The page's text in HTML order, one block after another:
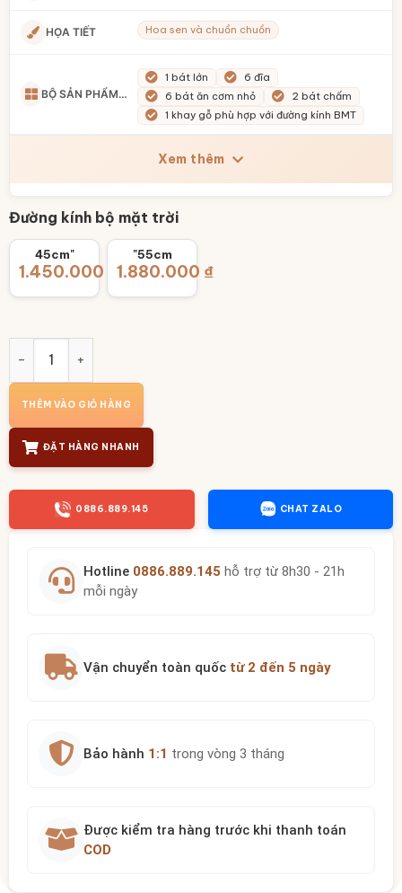
HỌA TIẾT Hoa sen và chuồn chuồn
BỘ SẢN PHẨM GỒM
1 bát lớn
6 đĩa
6 bát ăn cơm nhỏ
2 bát chấm
1 khay gỗ phù hợp với đường kính BMT
Xem thêm
Đường kính bộ mặt trời
45cm"
1.450.000 ₫
"55cm
1.880.000 ₫
THÊM VÀO GIỎ HÀNG
ĐẶT HÀNG NHANH
0886.889.145 CHAT ZALO
Hotline 0886.889.145 hỗ trợ từ 8h30 - 21h
mỗi ngày
Vận chuyển toàn quốc từ 2 đến 5 ngày
Bảo hành 1:1 trong vòng 3 tháng
Được kiểm tra hàng trước khi thanh toán
COD